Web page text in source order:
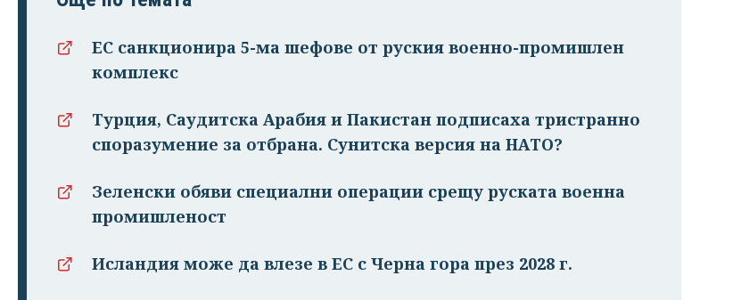
ЕС санкционира 5-ма шефове от руския военно-промишлен
комплекс
Турция, Саудитска Арабия и Пакистан подписаха тристранно
споразумение за отбрана. Сунитска версия на НАТО?
Зеленски обяви специални операции срещу руската военна
промишленост
Исландия може да влезе в ЕС с Черна гора през 2028 г.